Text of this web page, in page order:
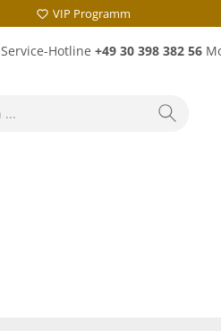
VIP Programm
Service-Hotline +49 30 398 382 56